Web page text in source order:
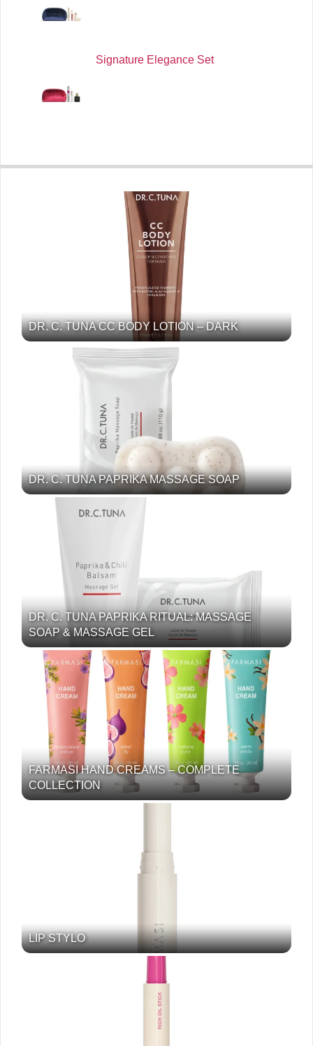
Signature Elegance Set
DR. C. TUNA CC BODY LOTION – DARK
DR. C. TUNA PAPRIKA MASSAGE SOAP
DR. C. TUNA PAPRIKA RITUAL: MASSAGE
SOAP & MASSAGE GEL
FARMASI HAND CREAMS – COMPLETE
COLLECTION
LIP STYLO